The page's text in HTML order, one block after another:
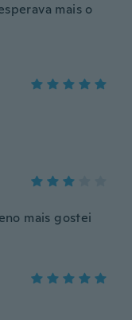
mais o
mais gostei